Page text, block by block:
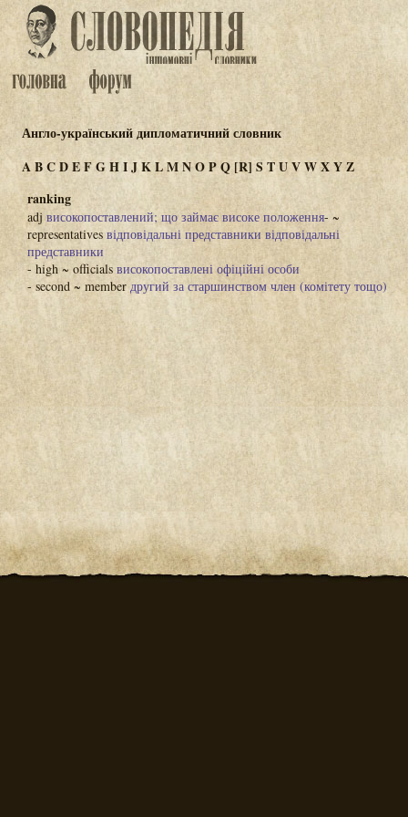
Англо-український дипломатичний словник
ABCDEFGHIJKLMNOPQ[R] STUVWXYZ
ranking
adj високопоставлений; що займає високе положення- ~
representatives відповідальні представники відповідальні
представники
- high ~ officials високопоставлені офіційні особи
- second ~ member другий за старшинством член (комітету тощо)